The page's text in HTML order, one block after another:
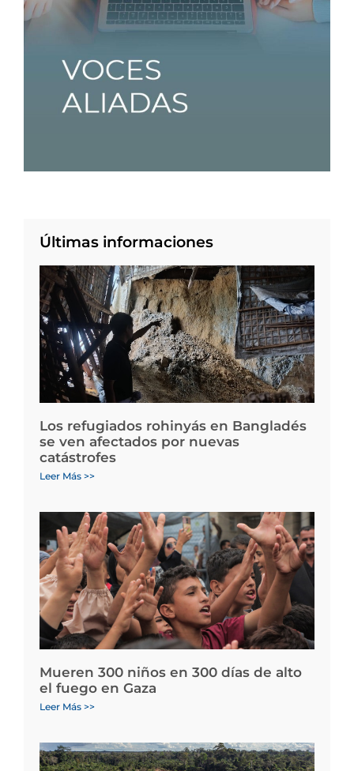
Últimas informaciones
Los refugiados rohinyás en Bangladés
se ven afectados por nuevas
catástrofes
Leer Más >>
Mueren 300 niños en 300 días de alto
el fuego en Gaza
Leer Más >>